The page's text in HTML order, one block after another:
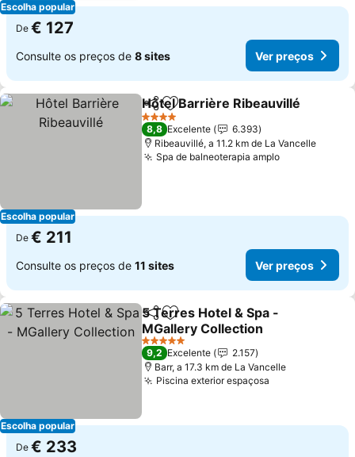
Escolha popular
De € 127
Consulte os preços de 8 sites Ver preços
Escolha popular
PartilharAdicionar aos favoritos
Hôtel Barrière Ribeauvillé
4 Estrelas
8,8 Excelente
6.393
Ribeauvillé, a 11.2 km de La Vancelle
Spa de balneoterapia amplo
De € 211
Consulte os preços de 11 sites Ver preços
Escolha popular
PartilharAdicionar aos favoritos
5 Terres Hotel & Spa -
MGallery Collection
5 Estrelas
9,2 Excelente
2.157
Barr, a 17.3 km de La Vancelle
Piscina exterior espaçosa
De € 233